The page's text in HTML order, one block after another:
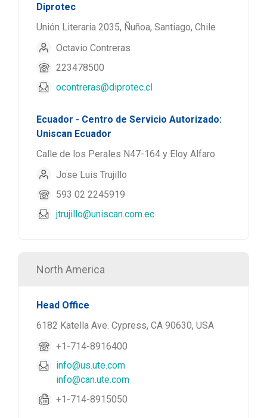
Diprotec
Unión Literaria 2035, Ñuñoa, Santiago, Chile
Octavio Contreras
223478500
ocontreras@diprotec.cl
Ecuador - Centro de Servicio Autorizado:
Uniscan Ecuador
Calle de los Perales N47-164 y Eloy Alfaro
Jose Luis Trujillo
593 02 2245919
jtrujillo@uniscan.com.ec
North America
Head Office
6182 Katella Ave. Cypress, CA 90630, USA
+1-714-8916400
info@us.ute.com
info@can.ute.com
+1-714-8915050